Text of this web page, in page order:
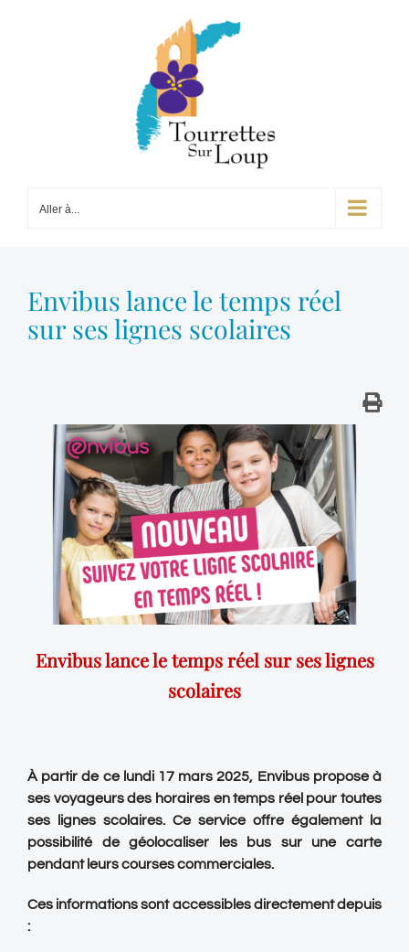
Aller à...
Envibus lance le temps réel
sur ses lignes scolaires
Envibuslancele temps réel sur seslignes
scolaires
À partir de ce lundi 17 mars 2025, Envibus propose à
ses voyageurs des horaires en temps réel pour toutes
ses lignes scolaires. Ce service offre également la
possibilité de géolocaliser les bus sur une carte
pendant leurs courses commerciales.
Ces informations sont accessibles directement depuis
: